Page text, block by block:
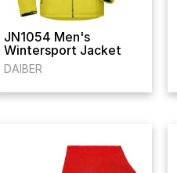
JN1054 Men's
Wintersport Jacket
DAIBER